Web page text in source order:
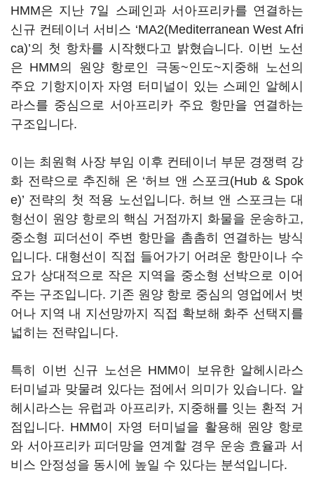
HMM은 지난 7일 스페인과 서아프리카를 연결하는
신규 컨테이너 서비스 ‘MA2(Mediterranean West Afri
ca)’의 첫 항차를 시작했다고 밝혔습니다. 이번 노선
은 HMM의 원양 항로인 극동~인도~지중해 노선의
주요 기항지이자 자영 터미널이 있는 스페인 알헤시
라스를 중심으로 서아프리카 주요 항만을 연결하는
구조입니다.
이는 최원혁 사장 부임 이후 컨테이너 부문 경쟁력 강
화 전략으로 추진해 온 ‘허브 앤 스포크(Hub & Spok
e)’ 전략의 첫 적용 노선입니다. 허브 앤 스포크는 대
형선이 원양 항로의 핵심 거점까지 화물을 운송하고,
중소형 피더선이 주변 항만을 촘촘히 연결하는 방식
입니다. 대형선이 직접 들어가기 어려운 항만이나 수
요가 상대적으로 작은 지역을 중소형 선박으로 이어
주는 구조입니다. 기존 원양 항로 중심의 영업에서 벗
어나 지역 내 지선망까지 직접 확보해 화주 선택지를
넓히는 전략입니다.
특히 이번 신규 노선은 HMM이 보유한 알헤시라스
터미널과 맞물려 있다는 점에서 의미가 있습니다. 알
헤시라스는 유럽과 아프리카, 지중해를 잇는 환적 거
점입니다. HMM이 자영 터미널을 활용해 원양 항로
와 서아프리카 피더망을 연계할 경우 운송 효율과 서
비스 안정성을 동시에 높일 수 있다는 분석입니다.